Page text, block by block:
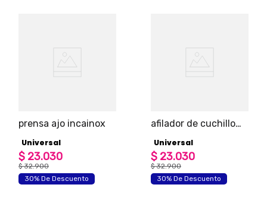
prensa ajo incainox
Universal
$ 23.030
$ 32.900
30% De Descuento
afilador de cuchillo
Universal
$ 23.030
$ 32.900
30% De Descuento